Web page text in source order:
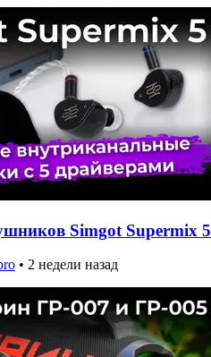
Simgot Supermix 5
• 2 недели назад